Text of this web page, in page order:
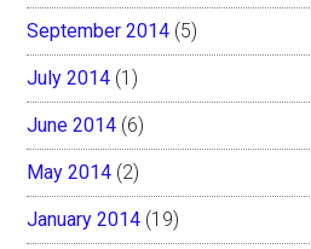
September 2014 (5)
July 2014 (1)
June 2014 (6)
May 2014 (2)
January 2014 (19)